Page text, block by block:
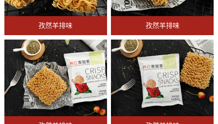
孜然羊排味 孜然羊排味